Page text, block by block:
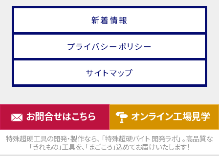
新着情報
プライバシーポリシー
サイトマップ
お問合せはこちら オンライン工場見学
特殊超硬工具の開発・製作なら、 「特殊超硬バイト 開発ラボ」 。高品質な
「きれもの」工具を、「まごころ」込めてお届けいたします！